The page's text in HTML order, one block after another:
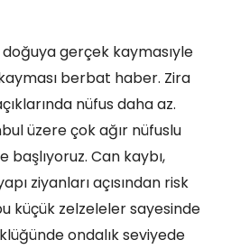
doğuya gerçek kaymasıyle
berbat haber. Zira
nüfus daha az.
üzere çok ağır nüfuslu
Can kaybı,
ziyanları açısından risk
küçük zelzeleler sayesinde
ondalık seviyede